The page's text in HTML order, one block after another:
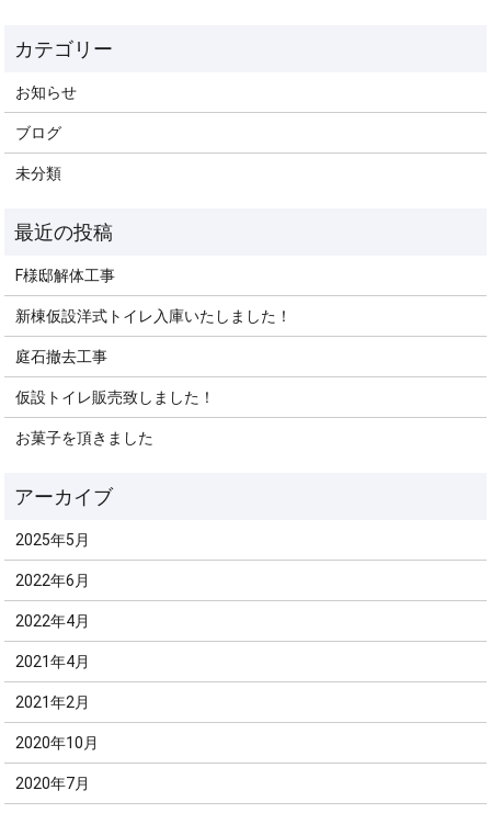
お知らせ
ブログ
未分類
F様邸解体工事
新棟仮設洋式トイレ入庫いたしました！
庭石撤去工事
仮設トイレ販売致しました！
お菓子を頂きました
2025年5月
2022年6月
2022年4月
2021年4月
2021年2月
2020年10月
2020年7月